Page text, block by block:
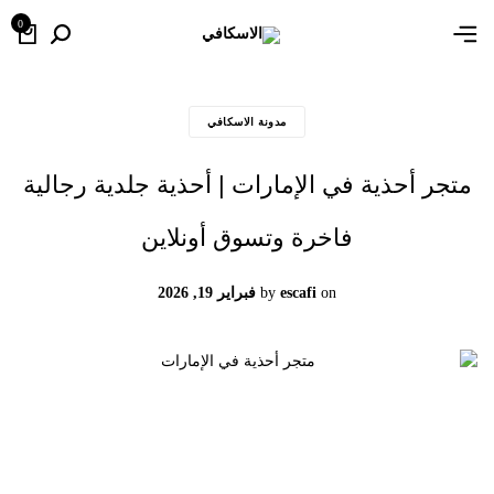
0
مدونة الاسكافي
متجر أحذية في الإمارات | أحذية جلدية رجالية
فاخرة وتسوق أونلاين
by escafi on فبراير 19, 2026